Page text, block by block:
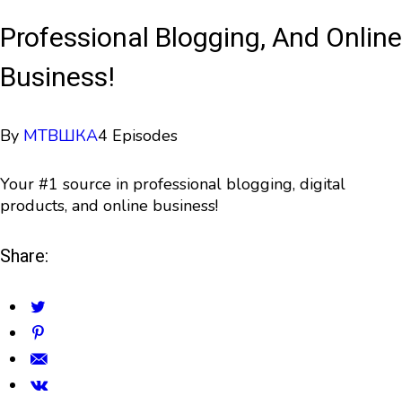
Professional Blogging, And Online
Business!
By МТВШКА4 Episodes
Your #1 source in professional blogging, digital
products, and online business!
Share: